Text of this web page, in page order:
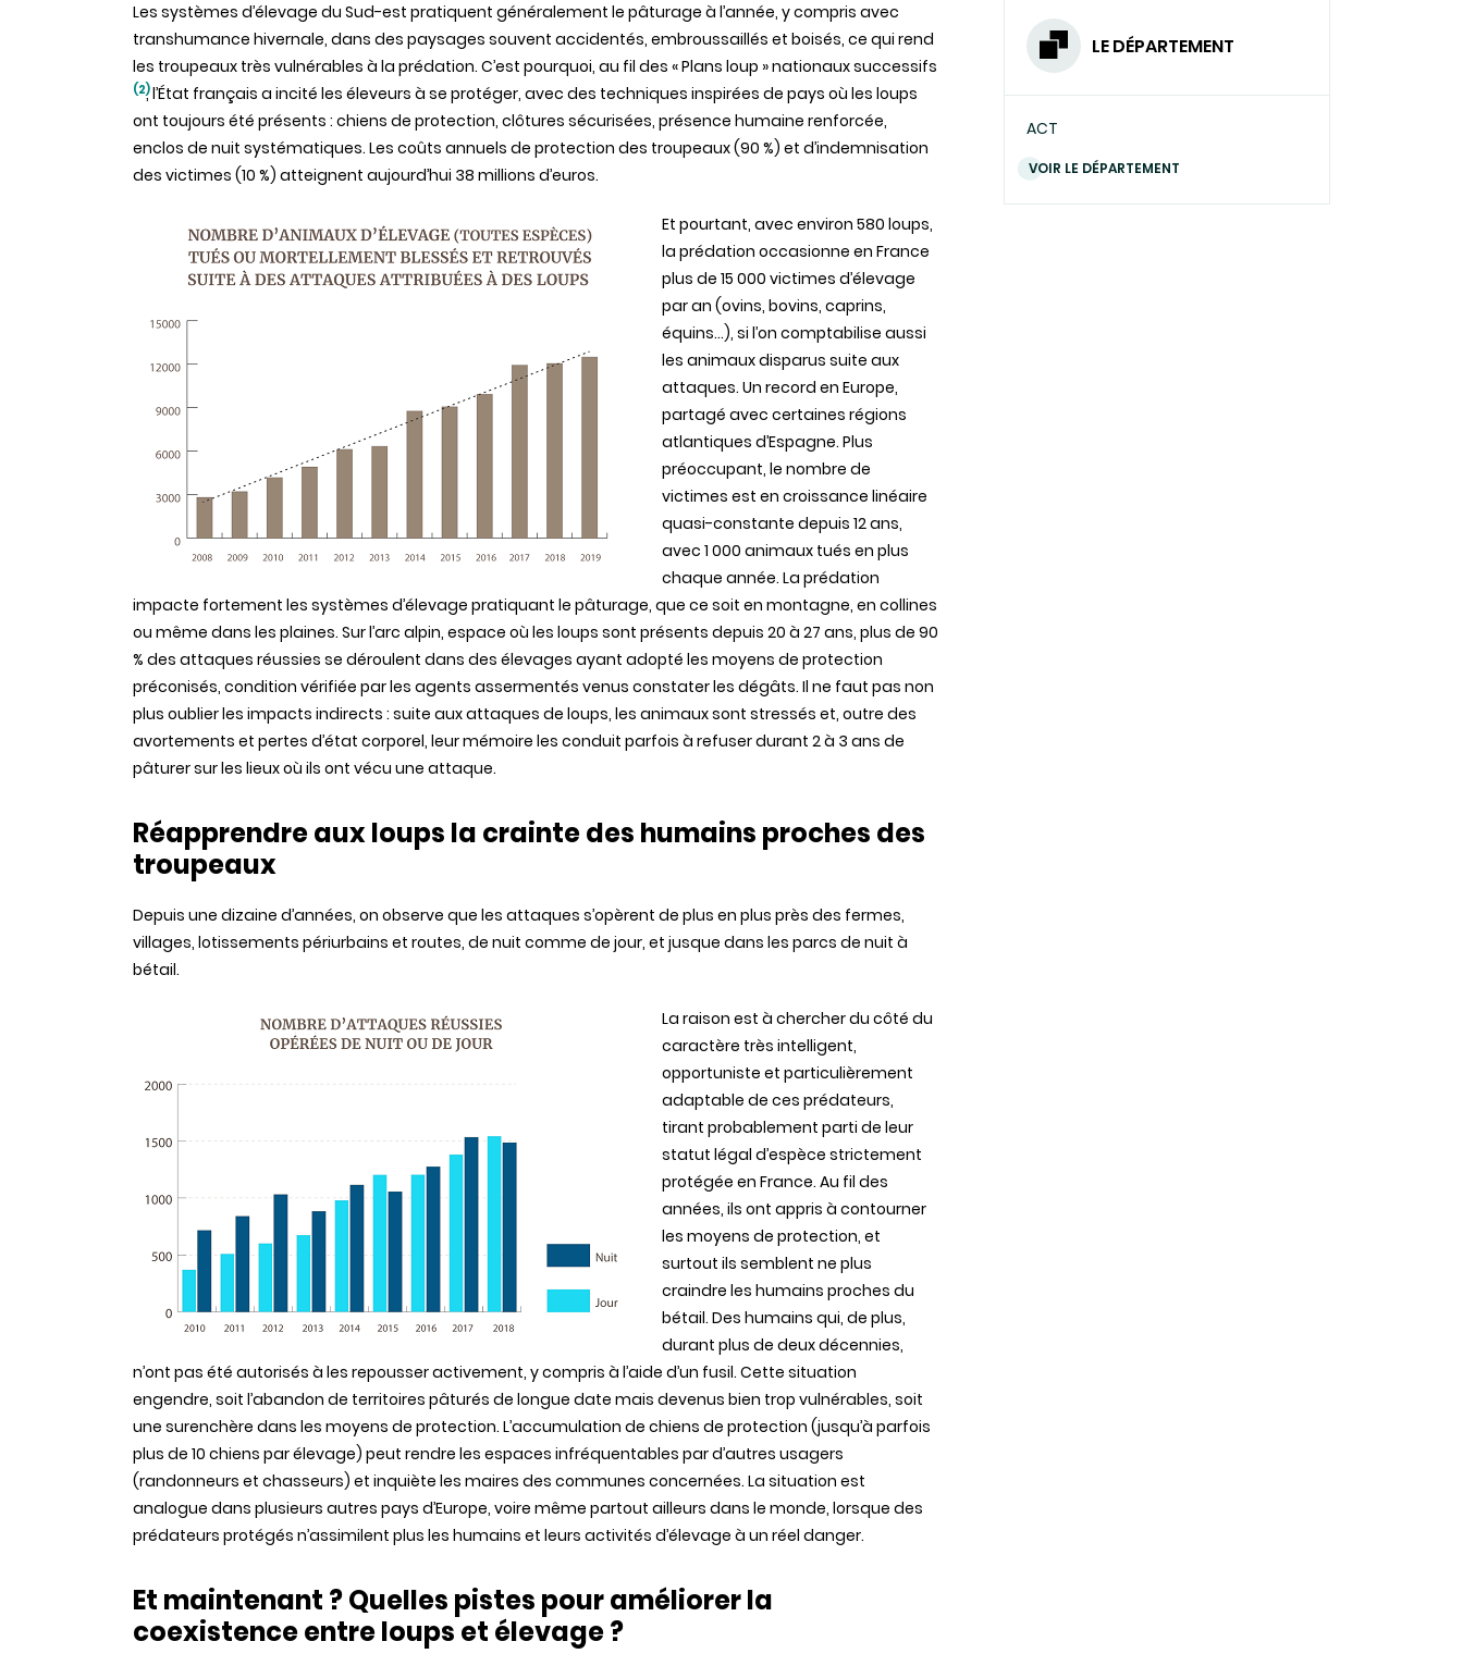
Les systèmes d’élevage du Sud-est pratiquent généralement le pâturage à l’année, y compris avec
transhumance hivernale, dans des paysages souvent accidentés, embroussaillés et boisés, ce qui rend
les troupeaux très vulnérables à la prédation. C’est pourquoi, au fil des « Plans loup » nationaux successifs
(2), l’État français a incité les éleveurs à se protéger, avec des techniques inspirées de pays où les loups
ont toujours été présents : chiens de protection, clôtures sécurisées, présence humaine renforcée,
enclos de nuit systématiques. Les coûts annuels de protection des troupeaux (90 %) et d’indemnisation
des victimes (10 %) atteignent aujourd’hui 38 millions d’euros.
Et pourtant, avec environ 580 loups,
la prédation occasionne en France
plus de 15 000 victimes d’élevage
par an (ovins, bovins, caprins,
équins...), si l’on comptabilise aussi
les animaux disparus suite aux
attaques. Un record en Europe,
partagé avec certaines régions
atlantiques d’Espagne. Plus
préoccupant, le nombre de
victimes est en croissance linéaire
quasi-constante depuis 12 ans,
avec 1 000 animaux tués en plus
chaque année. La prédation
impacte fortement les systèmes d’élevage pratiquant le pâturage, que ce soit en montagne, en collines
ou même dans les plaines. Sur l’arc alpin, espace où les loups sont présents depuis 20 à 27 ans, plus de 90
% des attaques réussies se déroulent dans des élevages ayant adopté les moyens de protection
préconisés, condition vérifiée par les agents assermentés venus constater les dégâts. Il ne faut pas non
plus oublier les impacts indirects : suite aux attaques de loups, les animaux sont stressés et, outre des
avortements et pertes d’état corporel, leur mémoire les conduit parfois à refuser durant 2 à 3 ans de
pâturer sur les lieux où ils ont vécu une attaque.
Réapprendre aux loups la crainte des humains proches des
troupeaux
Depuis une dizaine d’années, on observe que les attaques s’opèrent de plus en plus près des fermes,
villages, lotissements périurbains et routes, de nuit comme de jour, et jusque dans les parcs de nuit à
bétail.
La raison est à chercher du côté du
caractère très intelligent,
opportuniste et particulièrement
adaptable de ces prédateurs,
tirant probablement parti de leur
statut légal d’espèce strictement
protégée en France. Au fil des
années, ils ont appris à contourner
les moyens de protection, et
surtout ils semblent ne plus
craindre les humains proches du
bétail. Des humains qui, de plus,
durant plus de deux décennies,
n’ont pas été autorisés à les repousser activement, y compris à l’aide d’un fusil. Cette situation
engendre, soit l’abandon de territoires pâturés de longue date mais devenus bien trop vulnérables, soit
une surenchère dans les moyens de protection. L’accumulation de chiens de protection (jusqu’à parfois
plus de 10 chiens par élevage) peut rendre les espaces infréquentables par d’autres usagers
(randonneurs et chasseurs) et inquiète les maires des communes concernées. La situation est
analogue dans plusieurs autres pays d’Europe, voire même partout ailleurs dans le monde, lorsque des
prédateurs protégés n’assimilent plus les humains et leurs activités d’élevage à un réel danger.
Et maintenant ? Quelles pistes pour améliorer la
coexistence entre loups et élevage ?
LE DÉPARTEMENT
ACT
VOIR LE DÉPARTEMENT